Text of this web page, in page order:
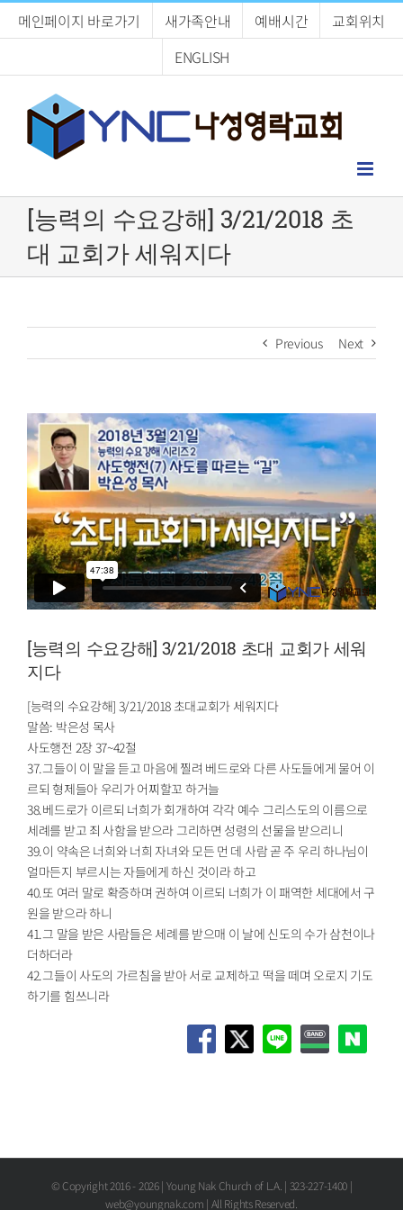
메인페이지 바로가기 새가족안내 예배시간
교회위치
ENGLISH
[능력의 수요강해] 3/21/2018 초
대 교회가 세워지다
Previous Next
[능력의 수요강해] 3/21/2018 초대 교회가 세워
지다
[능력의 수요강해] 3/21/2018 초대교회가 세워지다
말씀: 박은성 목사
사도행전 2장 37~42절
37.그들이 이 말을 듣고 마음에 찔려 베드로와 다른 사도들에게 물어 이
르되 형제들아 우리가 어찌할꼬 하거늘
38.베드로가 이르되 너희가 회개하여 각각 예수 그리스도의 이름으로
세례를 받고 죄 사함을 받으라 그리하면 성령의 선물을 받으리니
39.이 약속은 너희와 너희 자녀와 모든 먼 데 사람 곧 주 우리 하나님이
얼마든지 부르시는 자들에게 하신 것이라 하고
40.또 여러 말로 확증하며 권하여 이르되 너희가 이 패역한 세대에서 구
원을 받으라 하니
41.그 말을 받은 사람들은 세례를 받으매 이 날에 신도의 수가 삼천이나
더하더라
42.그들이 사도의 가르침을 받아 서로 교제하고 떡을 떼며 오로지 기도
하기를 힘쓰니라
© Copyright 2016 - 2026 | Young Nak Church of L.A. | 323-227-1400 |
web@youngnak.com | All Rights Reserved.